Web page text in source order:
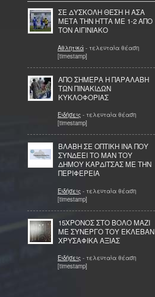
ΣΕ ΔΥΣΚΟΛΗ ΘΕΣΗ Η ΑΣΑ
ΜΕΤΑ ΤΗΝ ΗΤΤΑ ΜΕ 1-2 ΑΠΟ
ΤΟΝ ΑΙΓΙΝΙΑΚΟ
Αθλητικά - τελευταία θέαση
[timestamp]
ΑΠΟ ΣΗΜΕΡΑ Η ΠΑΡΑΛΑΒΗ
ΤΩΝ ΠΙΝΑΚΙΔΩΝ
ΚΥΚΛΟΦΟΡΙΑΣ
Ειδήσεις - τελευταία θέαση
[timestamp]
ΒΛΑΒΗ ΣΕ ΟΠΤΙΚΗ ΙΝΑ ΠΟΥ
ΣΥΝΔΕΕΙ ΤΟ ΜΑΝ ΤΟΥ
ΔΗΜΟΥ ΚΑΡΔΙΤΣΑΣ ΜΕ ΤΗΝ
ΠΕΡΙΦΕΡΕΙΑ
Ειδήσεις - τελευταία θέαση
[timestamp]
15ΧΡΟΝΟΣ ΣΤΟ ΒΟΛΟ ΜΑΖΙ
ΜΕ ΣΥΝΕΡΓΟ ΤΟΥ ΕΚΛΕΒΑΝ
ΧΡΥΣΑΦΙΚΑ ΑΞΙΑΣ
Ειδήσεις - τελευταία θέαση
[timestamp]